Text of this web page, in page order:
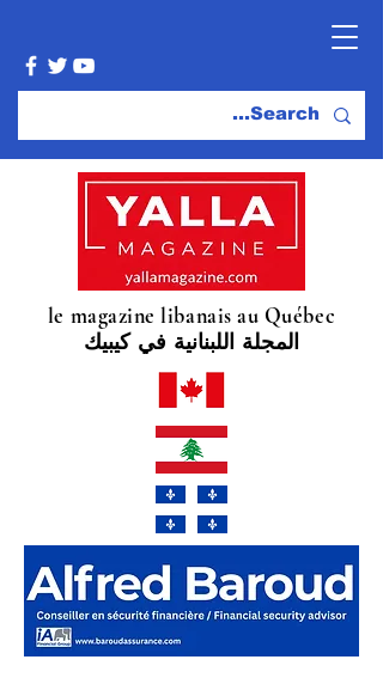
le magazine libanais au Québec
المجلة اللبنانية في كيبيك